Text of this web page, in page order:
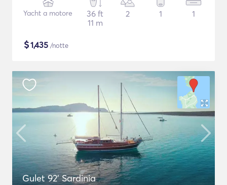
Yacht a motore
36 ft
11 m
2 1 1
$1,435 /notte
Gulet 92' Sardinia